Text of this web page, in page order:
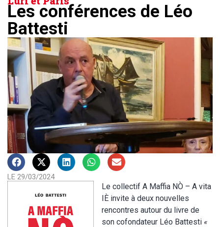
Les conférences de Léo
Battesti
LE 29/03/2024
Le collectif A Maffia NÒ – A vita
IÈ invite à deux nouvelles
rencontres autour du livre de
son cofondateur Léo Battesti «